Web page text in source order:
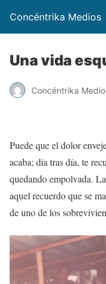
Concéntrika Medios
Una vida
Concéntrika
Puede que el dolor
acaba; día tras día, te
quedando empolvada.
aquel recuerdo que se
de uno de los